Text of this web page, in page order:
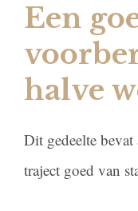
Een
halve
Dit gedeelte
traject goed van